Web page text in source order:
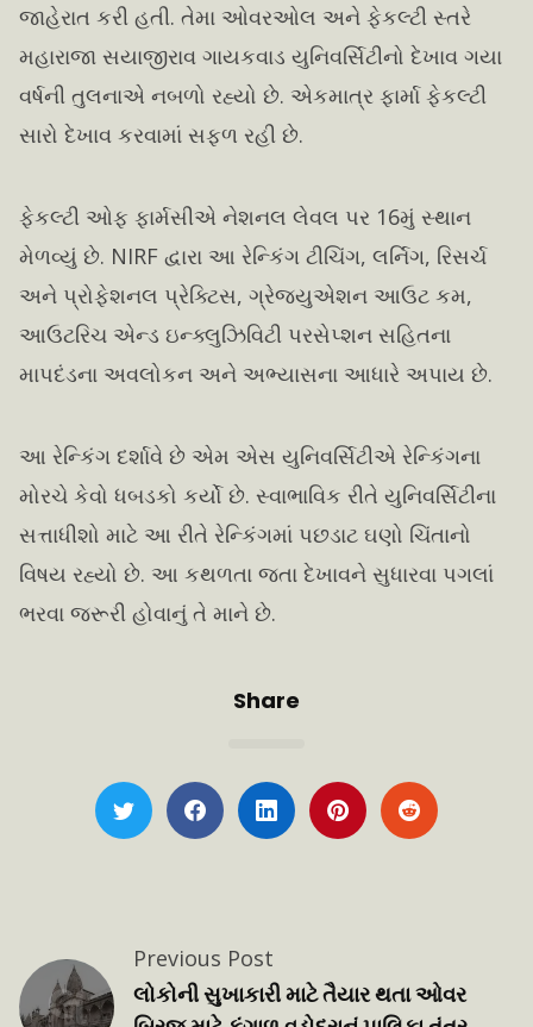
જાહેરાત કરી હતી. તેમા ઓવરઓલ અને ફેકલ્ટી સ્તરે
મહારાજા સયાજીરાવ ગાયકવાડ યુનિવર્સિટીનો દેખાવ ગયા
વર્ષની તુલનાએ નબળો રહ્યો છે. એકમાત્ર ફાર્મા ફેકલ્ટી
સારો દેખાવ કરવામાં સફળ રહી છે.
ફેકલ્ટી ઓફ ફાર્મસીએ નેશનલ લેવલ પર 16મું સ્થાન
મેળવ્યું છે. NIRF દ્વારા આ રેન્કિંગ ટીચિંગ, લર્નિગ, રિસર્ચ
અને પ્રોફેશનલ પ્રેક્ટિસ, ગ્રેજ્યુએશન આઉટ કમ,
આઉટરિચ એન્ડ ઇન્ક્લુઝિવિટી પરસેપ્શન સહિતના
માપદંડના અવલોકન અને અભ્યાસના આધારે અપાય છે.
આ રેન્કિંગ દર્શાવે છે એમ એસ યુનિવર્સિટીએ રેન્કિંગના
મોરચે કેવો ધબડકો કર્યો છે. સ્વાભાવિક રીતે યુનિવર્સિટીના
સત્તાધીશો માટે આ રીતે રેન્કિંગમાં પછડાટ ઘણો ચિંતાનો
વિષય રહ્યો છે. આ કથળતા જતા દેખાવને સુધારવા પગલાં
ભરવા જરૂરી હોવાનું તે માને છે.
Share
લ
Previous Post
લોકોની સુખાકારી માટે તૈયાર થતા ઓવર